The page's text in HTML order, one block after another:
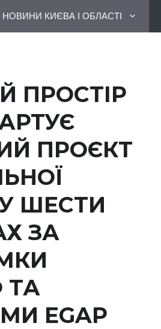
НОВИНИ КИЄВА І ОБЛАСТІ
ПРОСТІР
ПРОЄКТ
ШЕСТИ
ЗА
ТА
EGAP